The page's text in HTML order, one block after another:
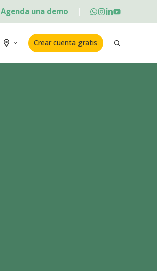
Agenda una demo
Crear cuenta gratis